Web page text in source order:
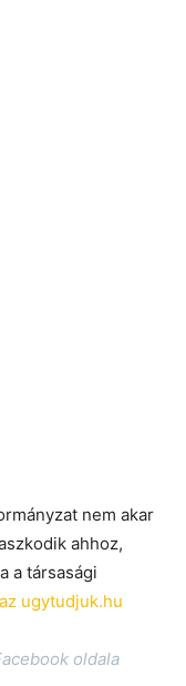
nem akar
ahhoz,
a társasági
ugytudjuk.hu
oldala